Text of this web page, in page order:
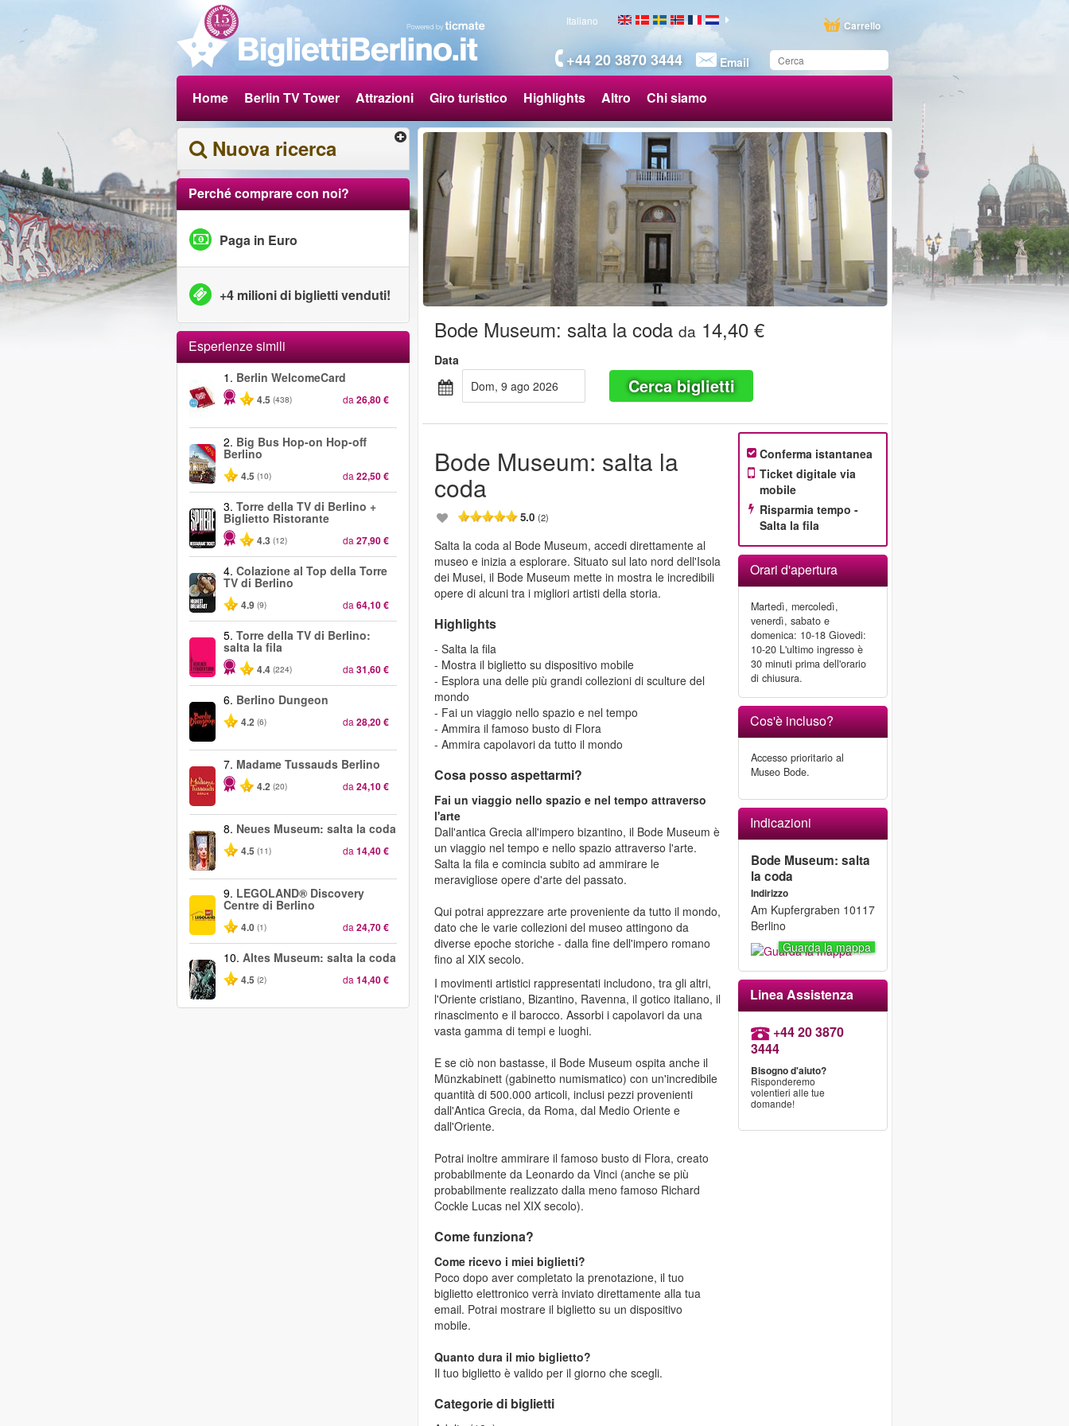
+44 20 3870 3444 Email
Carrello
Italiano
Home Berlin TV Tower Attrazioni Giro turistico Highlights Altro Chi siamo
Hai salvato questo
prodotto nel tuo elenco
Nuova ricerca
Perché comprare con noi?
Paga in Euro
+4 milioni di biglietti venduti!
Esperienze simili
1. Berlin WelcomeCard
4.5 (438) da 26,80 €
-40%
2. Big Bus Hop-on Hop-off
Berlino
4.5 (10) da 22,50 €
3. Torre della TV di Berlino +
Biglietto Ristorante
4.3 (12) da 27,90 €
4. Colazione al Top della Torre
TV di Berlino
4.9 (9) da 64,10 €
5. Torre della TV di Berlino:
salta la fila
4.4 (224) da 31,60 €
6. Berlino Dungeon
4.2 (6) da 28,20 €
7. Madame Tussauds Berlino
4.2 (20) da 24,10 €
8. Neues Museum: salta la coda
4.5 (11) da 14,40 €
9. LEGOLAND® Discovery
Centre di Berlino
4.0 (1) da 24,70 €
10. Altes Museum: salta la coda
4.5 (2) da 14,40 €
Bode Museum: salta la coda da 14,40 €
Data
dom, 9 ago 2026
Cerca biglietti
Bode Museum: salta la
coda
5.0(2)
Salta la coda al Bode Museum, accedi direttamente al
museo e inizia a esplorare. Situato sul lato nord dell'Isola
dei Musei, il Bode Museum mette in mostra le incredibili
opere di alcuni tra i migliori artisti della storia.
Highlights
- Salta la fila
- Mostra il biglietto su dispositivo mobile
- Esplora una delle più grandi collezioni di sculture del
mondo
- Fai un viaggio nello spazio e nel tempo
- Ammira il famoso busto di Flora
- Ammira capolavori da tutto il mondo
Cosa posso aspettarmi?
Fai un viaggio nello spazio e nel tempo attraverso
l'arte
Dall'antica Grecia all'impero bizantino, il Bode Museum è
un viaggio nel tempo e nello spazio attraverso l'arte.
Salta la fila e comincia subito ad ammirare le
meravigliose opere d'arte del passato.
Qui potrai apprezzare arte proveniente da tutto il mondo,
dato che le varie collezioni del museo attingono da
diverse epoche storiche - dalla fine dell'impero romano
fino al XIX secolo.
I movimenti artistici rappresentati includono, tra gli altri,
l'Oriente cristiano, Bizantino, Ravenna, il gotico italiano, il
rinascimento e il barocco. Assorbi i capolavori da una
vasta gamma di tempi e luoghi.
E se ciò non bastasse, il Bode Museum ospita anche il
Münzkabinett (gabinetto numismatico) con un'incredibile
quantità di 500.000 articoli, inclusi pezzi provenienti
dall'Antica Grecia, da Roma, dal Medio Oriente e
dall'Oriente.
Potrai inoltre ammirare il famoso busto di Flora, creato
probabilmente da Leonardo da Vinci (anche se più
probabilmente realizzato dalla meno famoso Richard
Cockle Lucas nel XIX secolo).
Come funziona?
Come ricevo i miei biglietti?
Poco dopo aver completato la prenotazione, il tuo
biglietto elettronico verrà inviato direttamente alla tua
email. Potrai mostrare il biglietto su un dispositivo
mobile.
Quanto dura il mio biglietto?
Il tuo biglietto è valido per il giorno che scegli.
Categorie di biglietti
Conferma istantanea
Ticket digitale via
mobile
Risparmia tempo -
Salta la fila
Orari d'apertura
Martedì, mercoledì,
venerdì, sabato e
domenica: 10-18 Giovedi:
10-20 L'ultimo ingresso è
30 minuti prima dell'orario
di chiusura.
Cos'è incluso?
Accesso prioritario al
Museo Bode.
Indicazioni
Bode Museum: salta
la coda
Indirizzo
Am Kupfergraben 10117
Berlino
Guarda la mappa
Linea Assistenza
+44 20 3870
3444
Bisogno d'aiuto?
Risponderemo
volentieri alle tue
domande!